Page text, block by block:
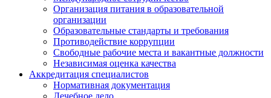
Организация питания в образовательной
организации
Образовательные стандарты и требования
Противодействие коррупции
Свободные рабочие места и вакантные должности
Независимая оценка качества
Аккредитация специалистов
Нормативная документация